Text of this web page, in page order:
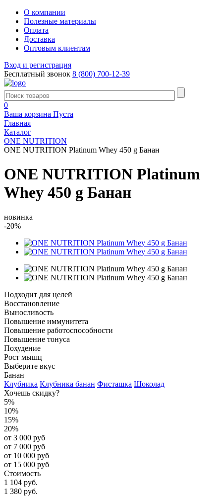
О компании
Полезные материалы
Оплата
Доставка
Оптовым клиентам
Вход и регистрация
Бесплатный звонок 8 (800) 700-12-39
0
Ваша корзина Пуста
Главная
Каталог
ONE NUTRITION
ONE NUTRITION Platinum Whey 450 g Банан
ONE NUTRITION Platinum
Whey 450 g Банан
новинка
-20%
Подходит для целей
Восстановление
Выносливость
Повышение иммунитета
Повышение работоспособности
Повышение тонуса
Похудение
Рост мышц
Выберите вкус
Банан
Клубника Клубника банан Фисташка Шоколад
Хочешь скидку?
5%
10%
15%
20%
от 3 000 руб
от 7 000 руб
от 10 000 руб
от 15 000 руб
Стоимость
1 104 руб.
1 380 руб.